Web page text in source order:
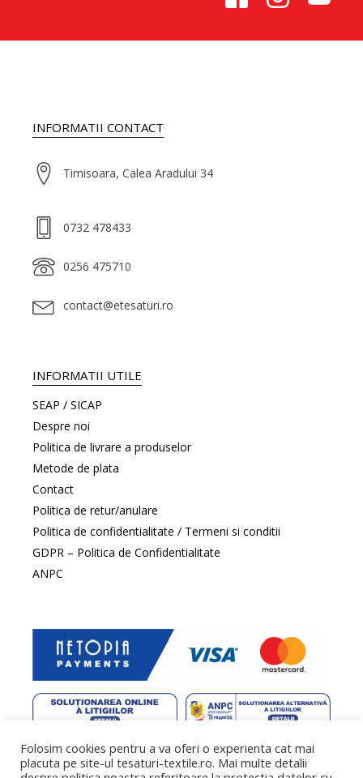
INFORMATII CONTACT
Timisoara, Calea Aradului 34
0732 478433
0256 475710
contact@etesaturi.ro
INFORMATII UTILE
SEAP / SICAP
Despre noi
Politica de livrare a produselor
Metode de plata
Contact
Politica de retur/anulare
Politica de confidentialitate / Termeni si conditii
GDPR – Politica de Confidentialitate
ANPC
web design by DowMedia |gazduire webby SpeedHost
Folosim cookies pentru a va oferi o experienta cat mai
placuta pe site-ul tesaturi-textile.ro. Mai multe detalii